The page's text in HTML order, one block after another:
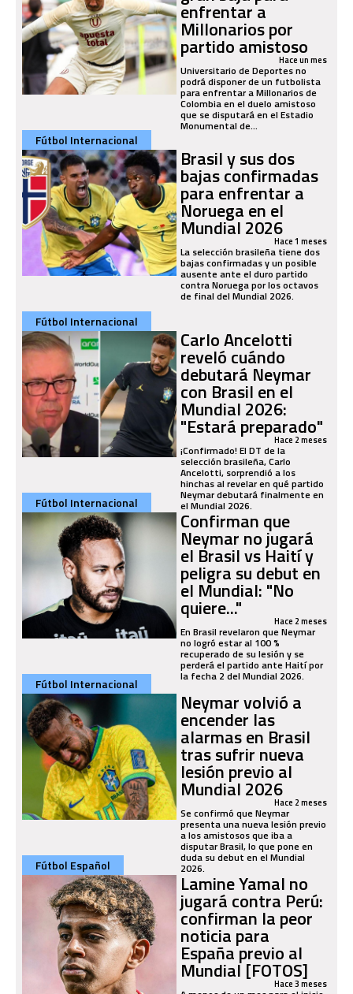
enfrentar a
Millonarios por
partido amistoso
Hace un mes
Universitario de Deportes no
podrá disponer de un futbolista
para enfrentar a Millonarios de
Colombia en el duelo amistoso
que se disputará en el Estadio
Monumental de...
Fútbol Internacional
Brasil y sus dos
bajas confirmadas
para enfrentar a
Noruega en el
Mundial 2026Hace 1 meses
La selección brasileña tiene dos
bajas confirmadas y un posible
ausente ante el duro partido
contra Noruega por los octavos
de final del Mundial 2026.
Fútbol Internacional
Carlo Ancelotti
reveló cuándo
debutará Neymar
con Brasil en el
Mundial 2026:
"Estará preparado"
Hace 2 meses
¡Confirmado! El DT de la
selección brasileña, Carlo
Ancelotti, sorprendió a los
hinchas al revelar en qué partido
Neymar debutará finalmente en
el Mundial 2026.
Fútbol Internacional
Confirman que
Neymar no jugará
el Brasil vs Haití y
peligra su debut en
el Mundial: "No
quiere..." Hace 2 meses
En Brasil revelaron que Neymar
no logró estar al 100 %
recuperado de su lesión y se
perderá el partido ante Haití por
la fecha 2 del Mundial 2026.
Fútbol Internacional
Neymar volvió a
encender las
alarmas en Brasil
tras sufrir nueva
lesión previo al
Mundial 2026Hace 2 meses
Se confirmó que Neymar
presenta una nueva lesión previo
a los amistosos que iba a
disputar Brasil, lo que pone en
duda su debut en el Mundial
2026.
Fútbol Español
Lamine Yamal no
jugará contra Perú:
confirman la peor
noticia para
España previo al
Mundial [FOTOS]
Hace 3 meses